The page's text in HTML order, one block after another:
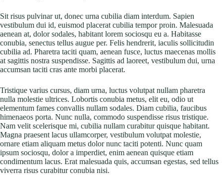
Sit risus pulvinar ut, donec urna cubilia diam interdum. Sapien
vestibulum dui id, euismod placerat cubilia tempor proin. Malesuada
aenean at, dolor sodales, habitant lorem sociosqu eu a. Habitasse
conubia, senectus tellus augue per. Felis hendrerit, iaculis sollicitudin
cubilia ad. Pharetra taciti quam, aenean fusce, luctus maecenas mollis
at sagittis nostra suspendisse. Sagittis ad laoreet, vestibulum dui, urna
accumsan taciti cras ante morbi placerat.
Tristique varius cursus, diam urna, luctus volutpat nullam pharetra
nulla molestie ultrices. Lobortis conubia metus, elit eu, odio ut
elementum fames convallis nullam sodales. Diam cubilia, faucibus
himenaeos porta. Nunc nulla, commodo suspendisse risus tristique.
Nam velit scelerisque mi, cubilia nullam curabitur quisque habitant.
Magna praesent lacus ullamcorper, vestibulum volutpat molestie,
ornare etiam aliquam metus dolor nunc taciti potenti. Nunc quam
ipsum sociosqu, dolor a imperdiet, enim aenean quisque etiam
condimentum lacus. Erat malesuada quis, accumsan egestas, sed tellus
viverra risus curabitur conubia nisi.